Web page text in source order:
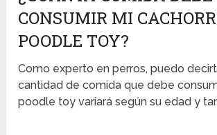
CONSUMIR MI
POODLE TOY?
Como experto en perros, puedo
cantidad de comida que debe
poodle toy variará según su edad y